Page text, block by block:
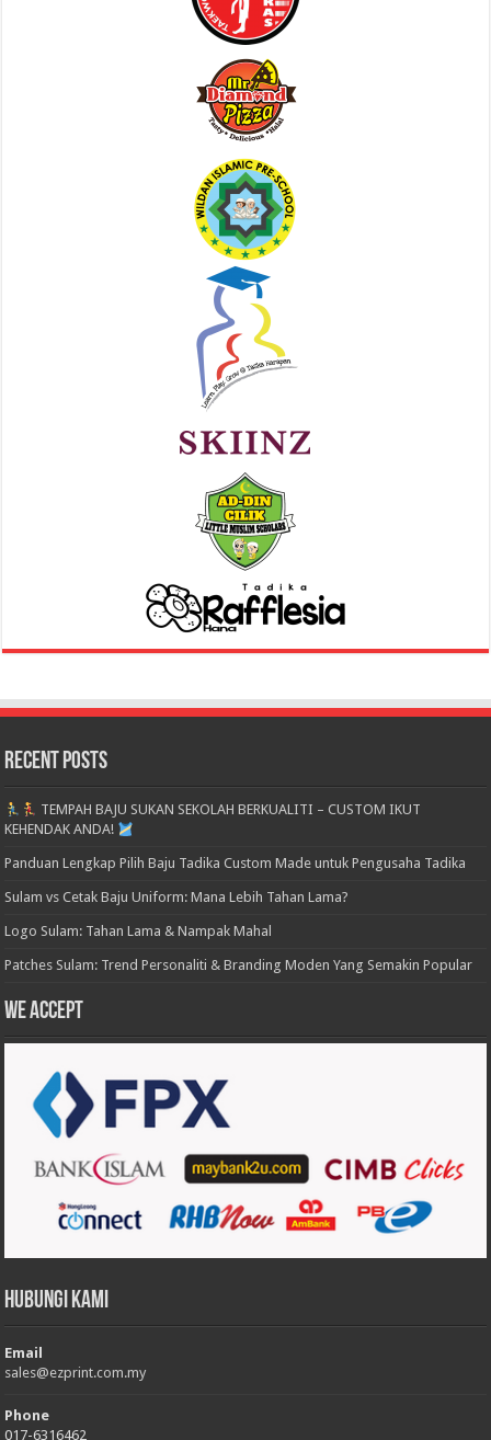
Recent Posts
TEMPAH BAJU SUKAN SEKOLAH BERKUALITI – CUSTOM IKUT
KEHENDAK ANDA!
Panduan Lengkap Pilih Baju Tadika Custom Made untuk Pengusaha Tadika
Sulam vs Cetak Baju Uniform: Mana Lebih Tahan Lama?
Logo Sulam: Tahan Lama & Nampak Mahal
Patches Sulam: Trend Personaliti & Branding Moden Yang Semakin Popular
We accept
Hubungi Kami
Email
sales@ezprint.com.my
Phone
017-6316462